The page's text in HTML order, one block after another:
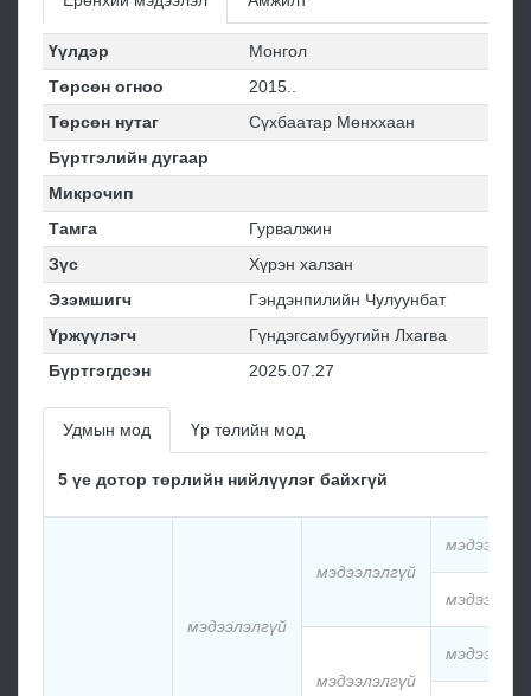
Үүлдэр
Монгол
Төрсөн огноо
2015..
Төрсөн нутаг
Сүхбаатар Мөнххаан
Бүртгэлийн дугаар
Микрочип
Тамга
Гурвалжин
Зүс
Хүрэн халзан
Эзэмшигч
Гэндэнпилийн Чулуунбат
Үржүүлэгч
Гүндэгсамбуугийн Лхагва
Бүртгэгдсэн
2025.07.27
Удмын мод Үр төлийн мод
5 үе дотор төрлийн нийлүүлэг байхгүй
мэдээлэлгүй
мэдээлэлгүй
мэдээлэлгүй